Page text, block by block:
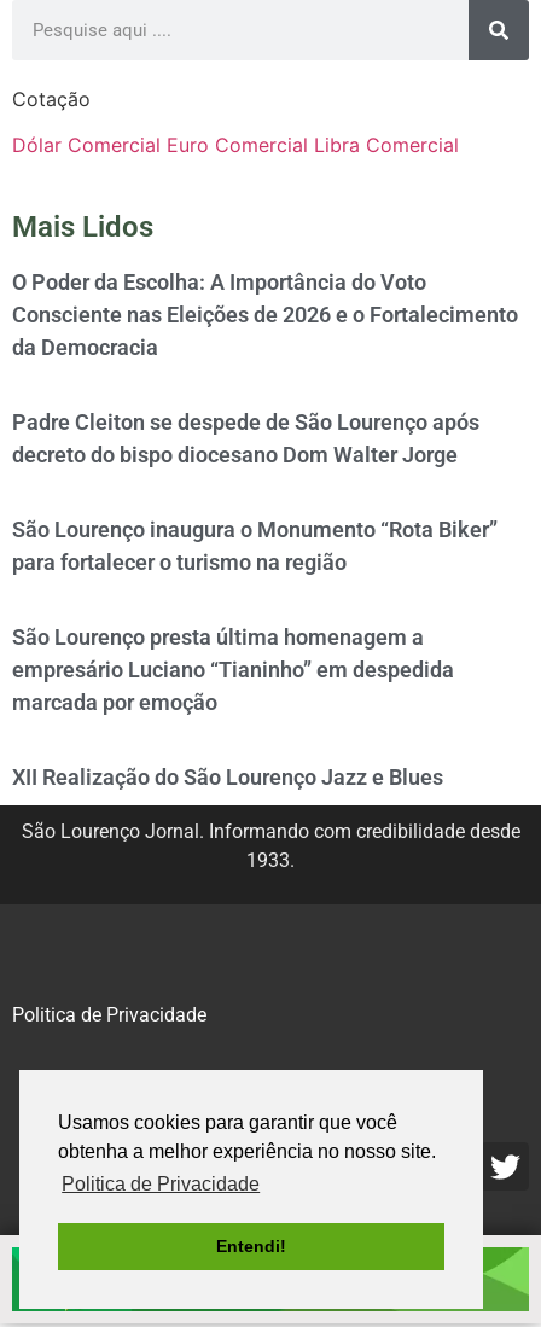
Usamos cookies para garantir que você
obtenha a melhor experiência no nosso site.
Politica de Privacidade
Entendi!
Cotação
Dólar Comercial Euro Comercial Libra Comercial
Mais Lidos
O Poder da Escolha: A Importância do Voto
Consciente nas Eleições de 2026 e o Fortalecimento
da Democracia
Padre Cleiton se despede de São Lourenço após
decreto do bispo diocesano Dom Walter Jorge
São Lourenço inaugura o Monumento “Rota Biker”
para fortalecer o turismo na região
São Lourenço presta última homenagem a
empresário Luciano “Tianinho” em despedida
marcada por emoção
XII Realização do São Lourenço Jazz e Blues
São Lourenço Jornal. Informando com credibilidade desde
1933.
Politica de Privacidade